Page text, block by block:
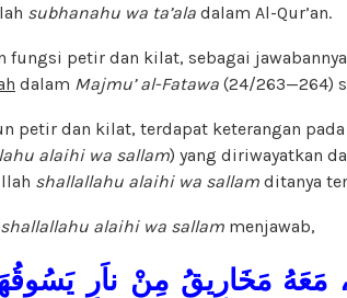
subhanahu wa ta’ala dalam Al-Qur’an.
fungsi petir dan kilat, sebagai
dalam Majmu’ al-Fatawa (24/263—264)
petir dan kilat, terdapat keterangan
alaihi wa sallam) yang diriwayatkan
shallallahu alaihi wa sallam ditanya
shallallahu alaihi wa sallam menjawab,
مَخَارِيقُ مِنْ ناَرٍ